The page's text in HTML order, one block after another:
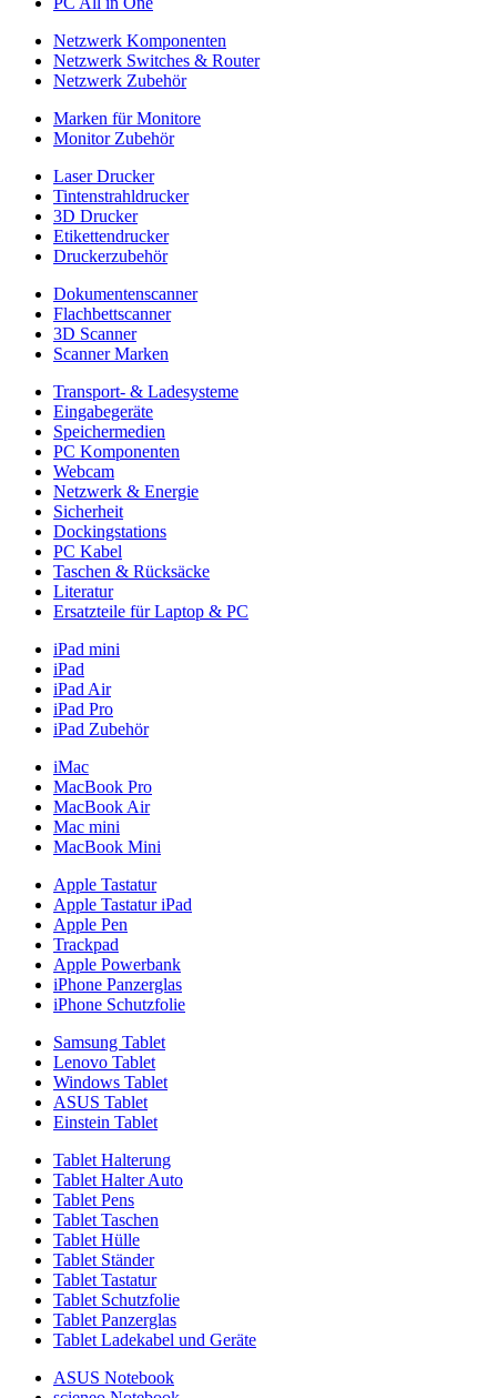
Netzwerk Komponenten
Netzwerk Switches & Router
Netzwerk Zubehör
Marken für Monitore
Monitor Zubehör
Laser Drucker
Tintenstrahldrucker
3D Drucker
Etikettendrucker
Druckerzubehör
Dokumentenscanner
Flachbettscanner
3D Scanner
Scanner Marken
Transport- & Ladesysteme
Eingabegeräte
Speichermedien
PC Komponenten
Webcam
Netzwerk & Energie
Sicherheit
Dockingstations
PC Kabel
Taschen & Rücksäcke
Literatur
Ersatzteile für Laptop & PC
iPad mini
iPad
iPad Air
iPad Pro
iPad Zubehör
iMac
MacBook Pro
MacBook Air
Mac mini
MacBook Mini
Apple Tastatur
Apple Tastatur iPad
Apple Pen
Trackpad
Apple Powerbank
iPhone Panzerglas
iPhone Schutzfolie
Samsung Tablet
Lenovo Tablet
Windows Tablet
ASUS Tablet
Einstein Tablet
Tablet Halterung
Tablet Halter Auto
Tablet Pens
Tablet Taschen
Tablet Hülle
Tablet Ständer
Tablet Tastatur
Tablet Schutzfolie
Tablet Panzerglas
Tablet Ladekabel und Geräte
ASUS Notebook